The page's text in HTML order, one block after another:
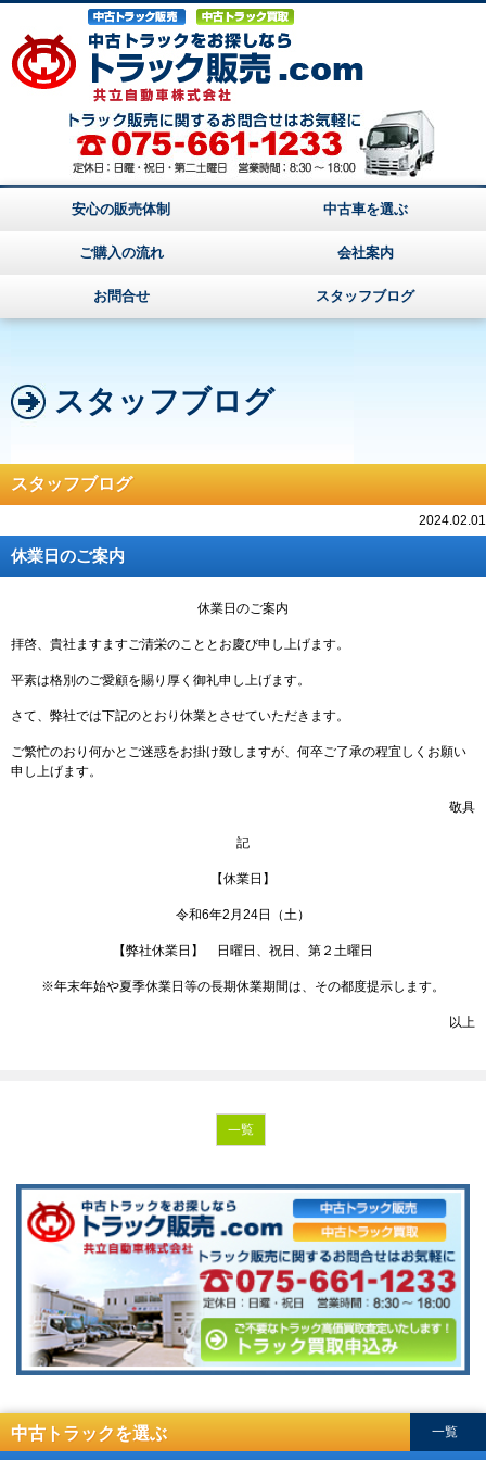
安心の販売体制 中古車を選ぶ
ご購入の流れ 会社案内
お問合せ スタッフブログ
スタッフブログ
スタッフブログ
2024.02.01
休業日のご案内
休業日のご案内
拝啓、貴社ますますご清栄のこととお慶び申し上げます。
平素は格別のご愛顧を賜り厚く御礼申し上げます。
さて、弊社では下記のとおり休業とさせていただきます。
ご繁忙のおり何かとご迷惑をお掛け致しますが、何卒ご了承の程宜しくお願い
申し上げます。
敬具
記
【休業日】
令和6年2月24日（土）
【弊社休業日】 日曜日、祝日、第２土曜日
※年末年始や夏季休業日等の長期休業期間は、その都度提示します。
以上
一覧
中古トラックを選ぶ 一覧